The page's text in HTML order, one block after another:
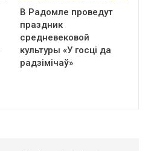
В Радомле проведут
праздник
средневековой
культуры «У госці да
радзімічаў»